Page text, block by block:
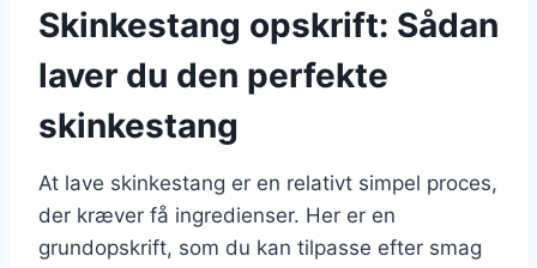
Skinkestang opskrift: Sådan
laver du den perfekte
skinkestang
At lave skinkestang er en relativt simpel proces,
der kræver få ingredienser. Her er en
grundopskrift, som du kan tilpasse efter smag